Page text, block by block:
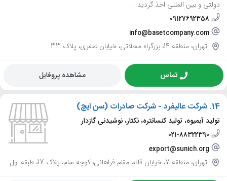
دولتی و بین المللی اخذ گردید...
09127692358
info@basetcompany.com
تهران، منطقه 14، بزرگراه محلاتی، خیابان صفری، پلاک 33
تماس مشاهده پروفایل
14. شرکت عالیفرد - شرکت صادرات (سن ایچ)
تولید آبمیوه، تولید کنسانتره، نکتار، نوشیدنی گازدار
021-88322390
export@sunich.org
تهران، منطقه 7، خیابان قائم مقام فراهانی، کوچه سام، پلاک 17، طبقه اول